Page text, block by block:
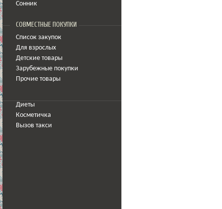
Сонник
СОВМЕСТНЫЕ ПОКУПКИ
Список закупок
Для взрослых
Детские товары
Зарубежные покупки
Прочие товары
Диеты
Косметичка
Вызов такси